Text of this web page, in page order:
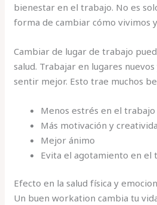
bienestar en el trabajo. No es
forma de cambiar cómo vivimos
Cambiar de lugar de trabajo
salud. Trabajar en lugares
sentir mejor. Esto trae muchos
Menos estrés en el trabajo
Más motivación y
Mejor ánimo
Evita el agotamiento en el
Efecto en la salud física y
Un buen workation cambia tu